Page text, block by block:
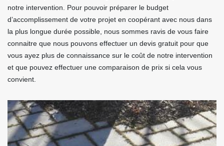
notre intervention. Pour pouvoir préparer le budget
d’accomplissement de votre projet en coopérant avec nous dans
la plus longue durée possible, nous sommes ravis de vous faire
connaitre que nous pouvons effectuer un devis gratuit pour que
vous ayez plus de connaissance sur le coût de notre intervention
et que pouvez effectuer une comparaison de prix si cela vous
convient.